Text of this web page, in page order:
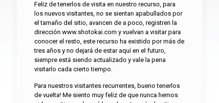
Feliz de tenerlos de visita en nuestro recurso, para
los nuevos visitantes, no se sientan apabullados por
el tamaño del sitio, avancen de a poco, registren la
dirección www.shotokai.com y vuelvan a visitar para
conocer el resto, este recurso ha existido por más de
tres años y no dejará de estar aquí en el futuro,
siempre está siendo actualizado y vale la pena
visitarlo cada cierto tiempo.
Para nuestros visitantes recurrentes, bueno tenerlos
de vuelta! Me siento muy feliz de que nunca hemos